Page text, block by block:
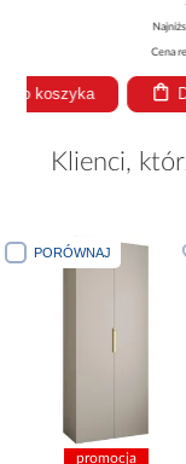
2 699,99 zł
2 699,99 zł
Dodaj do
Klienci,
PORÓWNAJ
promocja